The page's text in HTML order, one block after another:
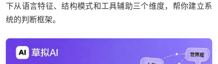
下从语言特征、结构模式和工具辅助三个维度，帮你建立系
统的判断框架。